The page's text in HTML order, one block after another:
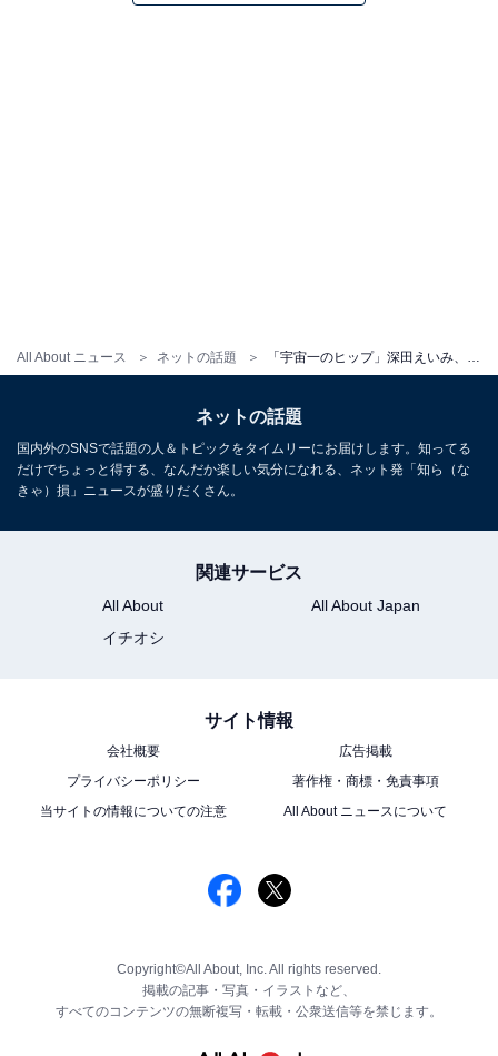
All About ニュース ネットの話題
ネットの話題
国内外のSNSで話題の人＆トピックをタイムリーにお届けします。知ってる
だけでちょっと得する、なんだか楽しい気分になれる、ネット発「知ら（な
きゃ）損」ニュースが盛りだくさん。
関連サービス
All About
All About Japan
イチオシ
サイト情報
会社概要
広告掲載
プライバシーポリシー
著作権・商標・免責事項
当サイトの情報についての注意
All About ニュースについて
Copyright©All About, Inc. All rights reserved.
掲載の記事・写真・イラストなど、
すべてのコンテンツの無断複写・転載・公衆送信等を禁じます。